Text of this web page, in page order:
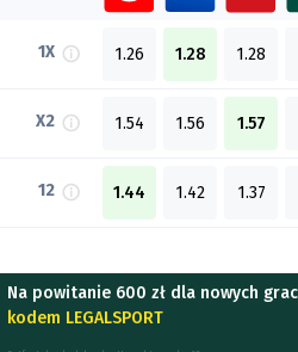
1X 1.26 1.28 1.28
X2 1.54 1.56 1.57
12 1.44 1.42 1.37
Na powitanie 600 zł dla nowych
kodem LEGALSPORT